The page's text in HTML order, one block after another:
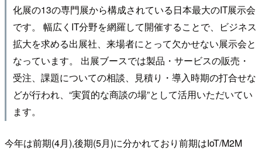
化展の13の専門展から構成されている日本最大のIT展示会
です。 幅広くIT分野を網羅して開催することで、ビジネス
拡大を求める出展社、来場者にとって欠かせない展示会と
なっています。 出展ブースでは製品・サービスの販売・
受注、課題についての相談、見積り・導入時期の打合せな
どが行われ、“実質的な商談の場”として活用いただいてい
ます。
今年は前期(4月),後期(5月)に分かれており前期はIoT/M2M